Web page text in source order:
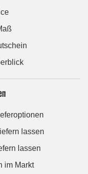
lassen
lassen
im Markt